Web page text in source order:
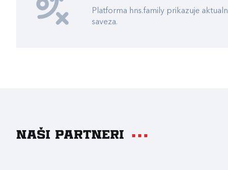
Platforma hns.family prikazuje
saveza.
Naši partneri